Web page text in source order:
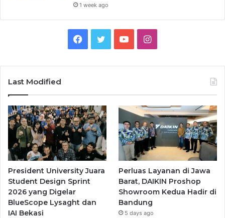
1 week ago
Facebook
TwitterYouTubeInstagram
Last Modified
President University Juara
Student Design Sprint
2026 yang Digelar
BlueScope Lysaght dan
IAI Bekasi
Perluas Layanan di Jawa
Barat, DAIKIN Proshop
Showroom Kedua Hadir di
Bandung
5 days ago